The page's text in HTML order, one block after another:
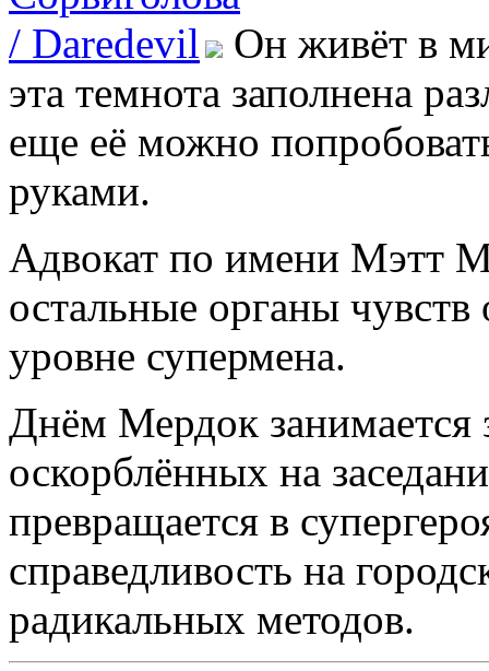
Он живёт в
эта темнота заполнена
еще её можно
руками.
Адвокат по имени Мэтт
остальные органы
уровне супермена.
Днём Мердок
оскорблённых на
превращается в
справедливость на
радикальных методов.